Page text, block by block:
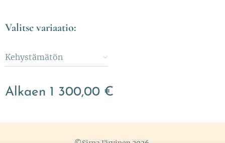
Valitse variaatio:
Kehystämätön
Alkaen 1 300,00 €